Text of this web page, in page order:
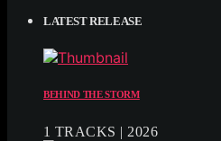
LATEST RELEASE
BEHIND THE STORM
1 TRACKS | 2026